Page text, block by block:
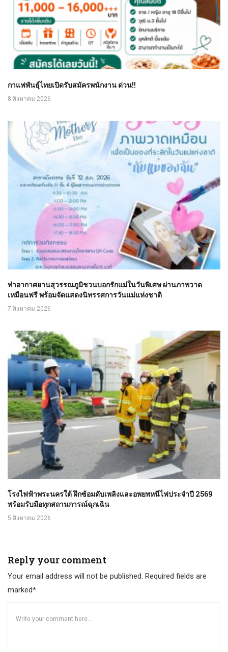
กาแฟพันธุ์ไทยเปิดรับสมัครพนักงาน ด่วน!!
8 สิงหาคม 2026
ท่าอากาศยานสุวรรณภูมิชวนบอกรักแม่ในวันพิเศษ ผ่านภาพวาด
เหมือนฟรี พร้อมจัดแสดงนิทรรศการวันแม่แห่งชาติ
7 สิงหาคม 2026
โรงไฟฟ้าพระนครใต้ ฝึกซ้อมดับเพลิงและอพยพหนีไฟประจำปี 2569
พร้อมรับมือทุกสถานการณ์ฉุกเฉิน
5 สิงหาคม 2026
Reply your comment
Your email address will not be published. Required fields are
marked*